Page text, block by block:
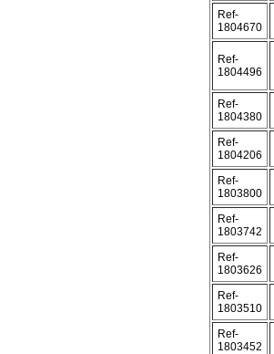
Ref-
1804670
Ref-
1804496
Ref-
1804380
Ref-
1804206
Ref-
1803800
Ref-
1803742
Ref-
1803626
Ref-
1803510
Ref-
1803452